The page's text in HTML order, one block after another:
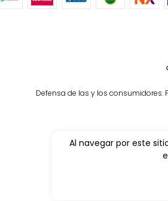
Al navegar por este
Defensa de las y los consumidores.